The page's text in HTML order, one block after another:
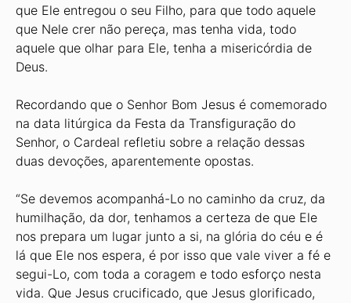
que Ele entregou o seu Filho, para que todo aquele
que Nele crer não pereça, mas tenha vida, todo
aquele que olhar para Ele, tenha a misericórdia de
Deus.
Recordando que o Senhor Bom Jesus é comemorado
na data litúrgica da Festa da Transfiguração do
Senhor, o Cardeal refletiu sobre a relação dessas
duas devoções, aparentemente opostas.
“Se devemos acompanhá-Lo no caminho da cruz, da
humilhação, da dor, tenhamos a certeza de que Ele
nos prepara um lugar junto a si, na glória do céu e é
lá que Ele nos espera, é por isso que vale viver a fé e
segui-Lo, com toda a coragem e todo esforço nesta
vida. Que Jesus crucificado, que Jesus glorificado,